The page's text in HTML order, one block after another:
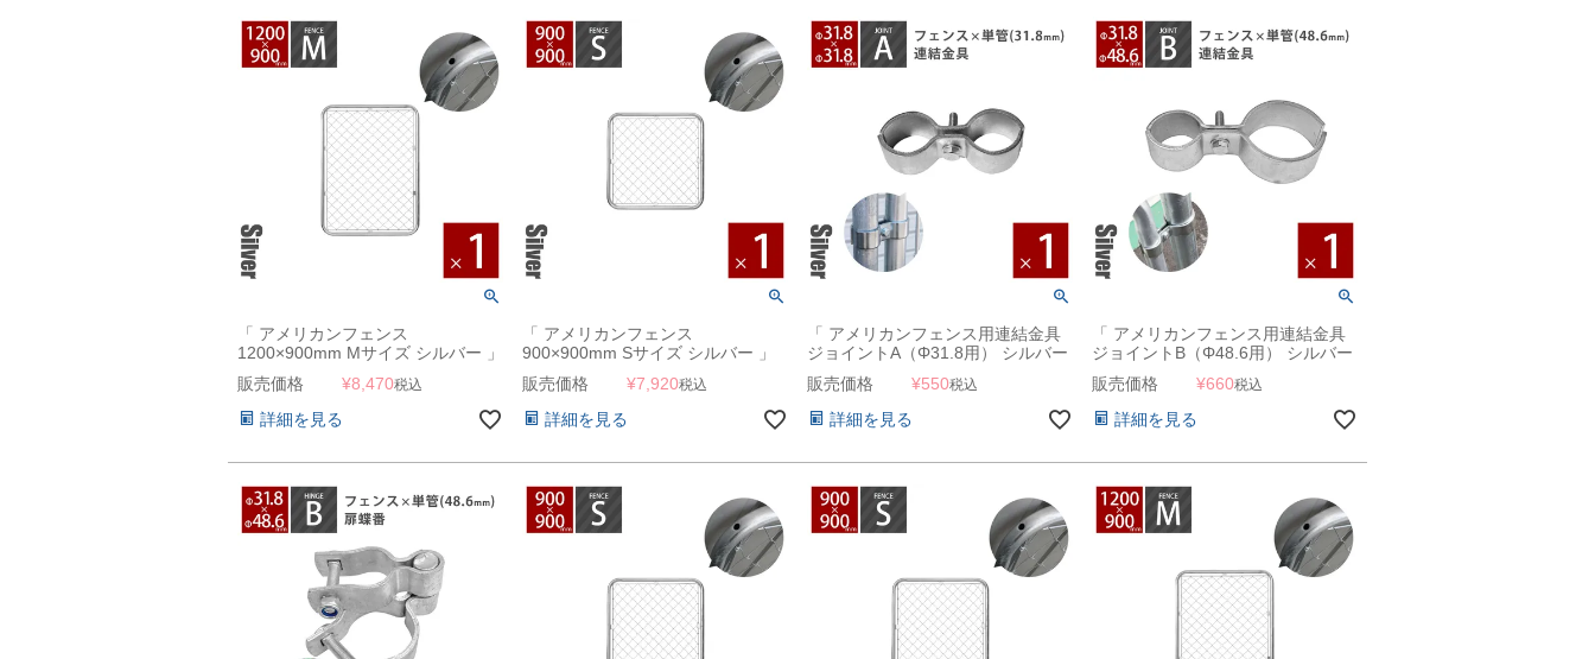
「 アメリカンフェンス
1200×900mm Mサイズ シルバー 」
販売価格
¥8,470税込
詳細を見る
「 アメリカンフェンス
900×900mm Sサイズ シルバー 」
販売価格
¥7,920税込
詳細を見る
「 アメリカンフェンス用連結金具
ジョイントA（Φ31.8用） シルバー
販売価格 ¥550税込
詳細を見る
「 アメリカンフェンス用連結金具
ジョイントB（Φ48.6用） シルバー
販売価格 ¥660税込
詳細を見る